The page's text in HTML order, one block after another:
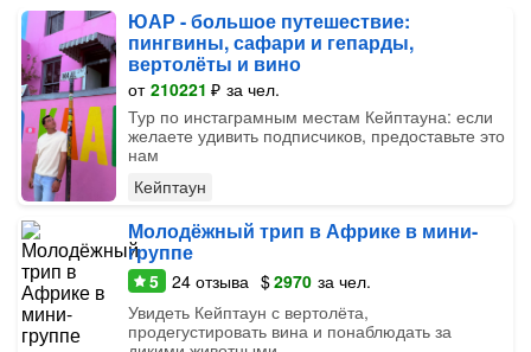
ЮАР - большое путешествие:
пингвины, сафари и гепарды,
вертолёты и вино
от 210221 ₽ за чел.
Тур по инстаграмным местам Кейптауна: если
желаете удивить подписчиков, предоставьте это
нам
Кейптаун
Молодёжный трип в Африке в мини-
группе
5 24 отзыва $2970 за чел.
Увидеть Кейптаун с вертолёта,
продегустировать вина и понаблюдать за